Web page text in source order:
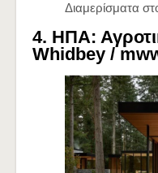
Διαμερίσματα
4. ΗΠΑ:
Whidbey /